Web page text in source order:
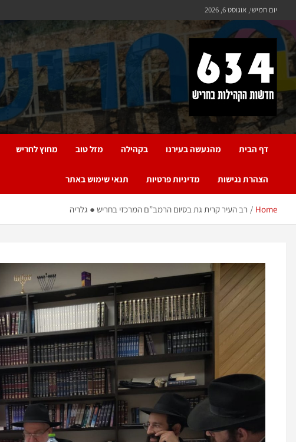
יום חמישי, אוגוסט 6, 2026
חריש 634
חדשות הקהילות בחריש
דף הבית מהנעשה בעירנו בקהילה מזל טוב מחוץ לחריש
הצהרת נגישות מדיניות פרטיות תנאי שימוש באתר
Home רב העיר קרית גת בסיום הרמב”ם המרכזי בחריש ● גלריה